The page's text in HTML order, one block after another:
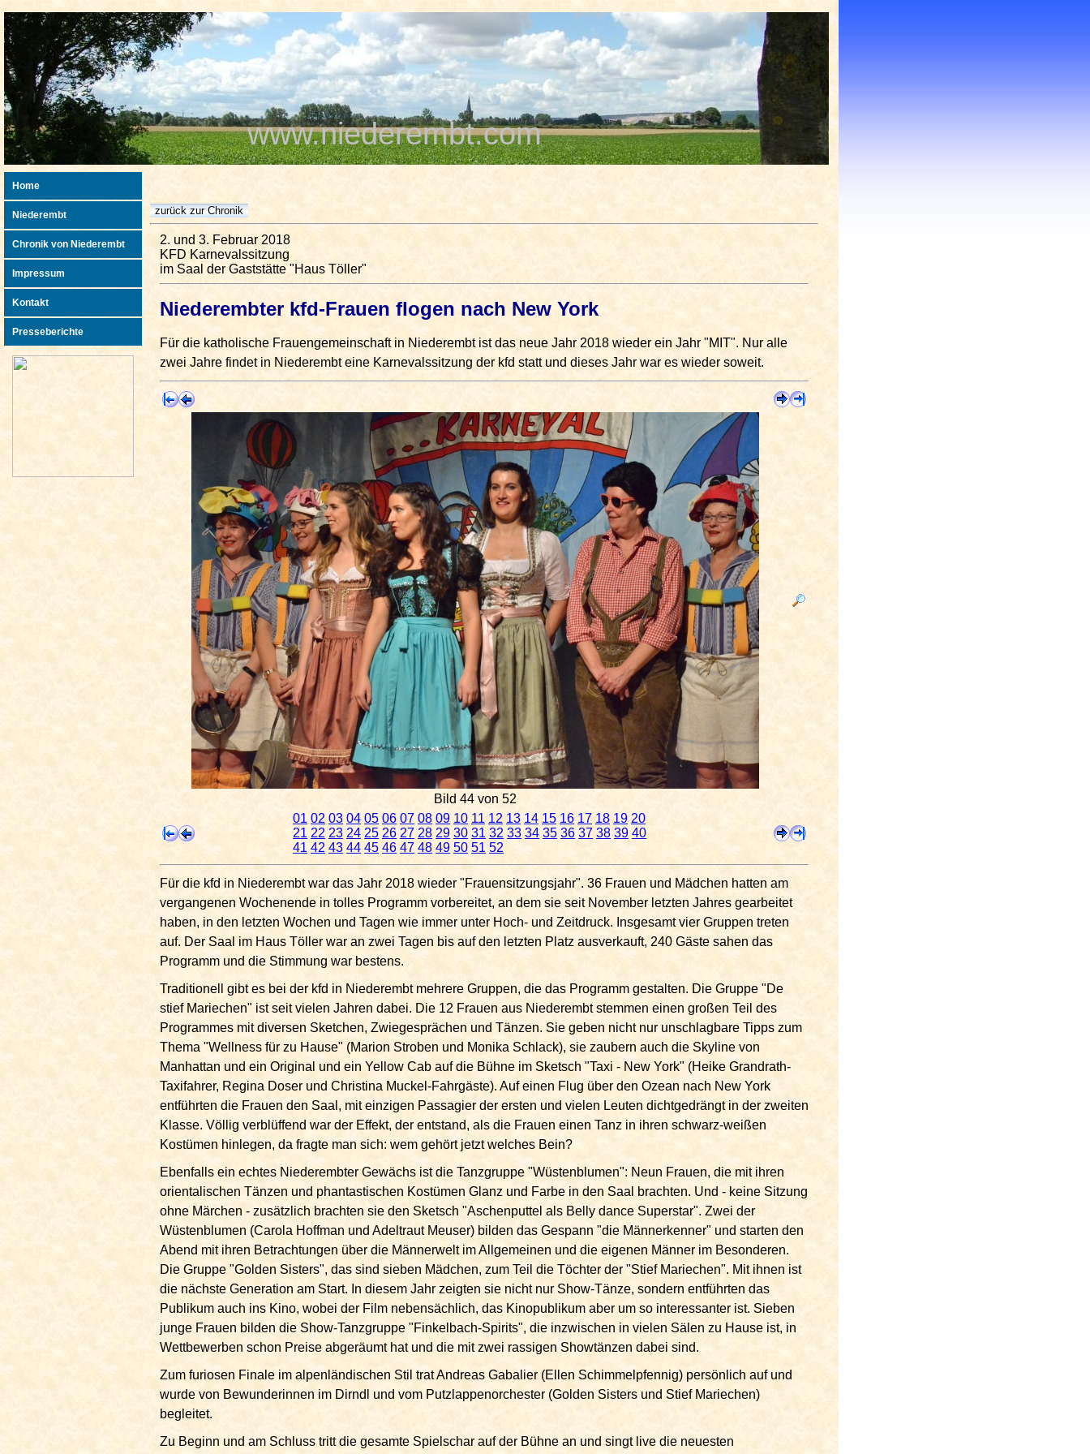
www.niederembt.com
2. und 3. Februar 2018
KFD Karnevalssitzung
im Saal der Gaststätte "Haus Töller"
Niederembter kfd-Frauen flogen nach New York
Für die katholische Frauengemeinschaft in Niederembt ist das neue Jahr 2018 wieder ein Jahr "MIT". Nur alle
zwei Jahre findet in Niederembt eine Karnevalssitzung der kfd statt und dieses Jahr war es wieder soweit.
Bild 44 von 52
01 02 03 04 05 06 07 08 09 10 11 12 13 14 15 16 17 18 19 20
21 22 23 24 25 26 27 28 29 30 31 32 33 34 35 36 37 38 39 40
41 42 43 44 45 46 47 48 49 50 51 52
Für die kfd in Niederembt war das Jahr 2018 wieder "Frauensitzungsjahr". 36 Frauen und Mädchen hatten am
vergangenen Wochenende in tolles Programm vorbereitet, an dem sie seit November letzten Jahres gearbeitet
haben, in den letzten Wochen und Tagen wie immer unter Hoch- und Zeitdruck. Insgesamt vier Gruppen treten
auf. Der Saal im Haus Töller war an zwei Tagen bis auf den letzten Platz ausverkauft, 240 Gäste sahen das
Programm und die Stimmung war bestens.
Traditionell gibt es bei der kfd in Niederembt mehrere Gruppen, die das Programm gestalten. Die Gruppe "De
stief Mariechen" ist seit vielen Jahren dabei. Die 12 Frauen aus Niederembt stemmen einen großen Teil des
Programmes mit diversen Sketchen, Zwiegesprächen und Tänzen. Sie geben nicht nur unschlagbare Tipps zum
Thema "Wellness für zu Hause" (Marion Stroben und Monika Schlack), sie zaubern auch die Skyline von
Manhattan und ein Original und ein Yellow Cab auf die Bühne im Sketsch "Taxi - New York" (Heike Grandrath-
Taxifahrer, Regina Doser und Christina Muckel-Fahrgäste). Auf einen Flug über den Ozean nach New York
entführten die Frauen den Saal, mit einzigen Passagier der ersten und vielen Leuten dichtgedrängt in der zweiten
Klasse. Völlig verblüffend war der Effekt, der entstand, als die Frauen einen Tanz in ihren schwarz-weißen
Kostümen hinlegen, da fragte man sich: wem gehört jetzt welches Bein?
Ebenfalls ein echtes Niederembter Gewächs ist die Tanzgruppe "Wüstenblumen": Neun Frauen, die mit ihren
orientalischen Tänzen und phantastischen Kostümen Glanz und Farbe in den Saal brachten. Und - keine Sitzung
ohne Märchen - zusätzlich brachten sie den Sketsch "Aschenputtel als Belly dance Superstar". Zwei der
Wüstenblumen (Carola Hoffman und Adeltraut Meuser) bilden das Gespann "die Männerkenner" und starten den
Abend mit ihren Betrachtungen über die Männerwelt im Allgemeinen und die eigenen Männer im Besonderen.
Die Gruppe "Golden Sisters", das sind sieben Mädchen, zum Teil die Töchter der "Stief Mariechen". Mit ihnen ist
die nächste Generation am Start. In diesem Jahr zeigten sie nicht nur Show-Tänze, sondern entführten das
Publikum auch ins Kino, wobei der Film nebensächlich, das Kinopublikum aber um so interessanter ist. Sieben
junge Frauen bilden die Show-Tanzgruppe "Finkelbach-Spirits", die inzwischen in vielen Sälen zu Hause ist, in
Wettbewerben schon Preise abgeräumt hat und die mit zwei rassigen Showtänzen dabei sind.
Zum furiosen Finale im alpenländischen Stil trat Andreas Gabalier (Ellen Schimmelpfennig) persönlich auf und
wurde von Bewunderinnen im Dirndl und vom Putzlappenorchester (Golden Sisters und Stief Mariechen)
begleitet.
Zu Beginn und am Schluss tritt die gesamte Spielschar auf der Bühne an und singt live die neuesten
Home
Niederembt
Chronik von Niederembt
Impressum
Kontakt
Presseberichte